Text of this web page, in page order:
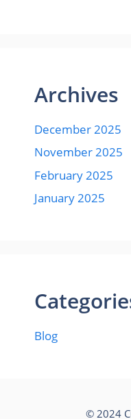
Archives
December 2025
November 2025
February 2025
January 2025
Blog
© 2024